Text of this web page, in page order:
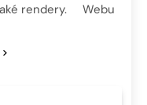
rendery. Webu